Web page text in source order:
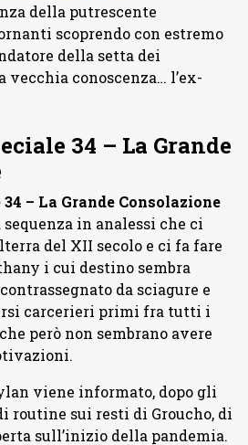
della putrescente
scoprendo con estremo
della setta dei
vecchia conoscenza… l’ex-
34 – La Grande
– La Grande Consolazione
in analessi che ci
del XII secolo e ci fa fare
i cui destino sembra
da sciagure e
carcerieri primi fra tutti i
però non sembrano avere
viene informato, dopo gli
routine sui resti di Groucho, di
sull’inizio della pandemia.